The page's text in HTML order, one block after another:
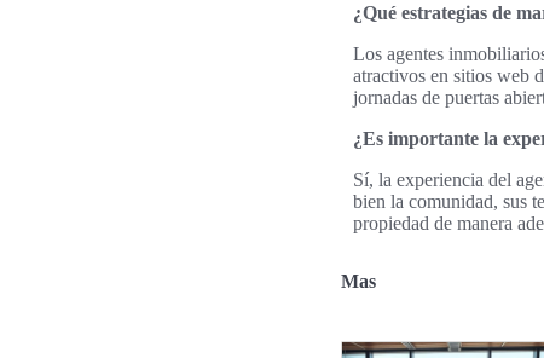
¿Qué estrategias de
Los agentes
atractivos en sitios web
jornadas de puertas
¿Es importante la
Sí, la experiencia del
bien la comunidad, sus
propiedad de manera
Mas